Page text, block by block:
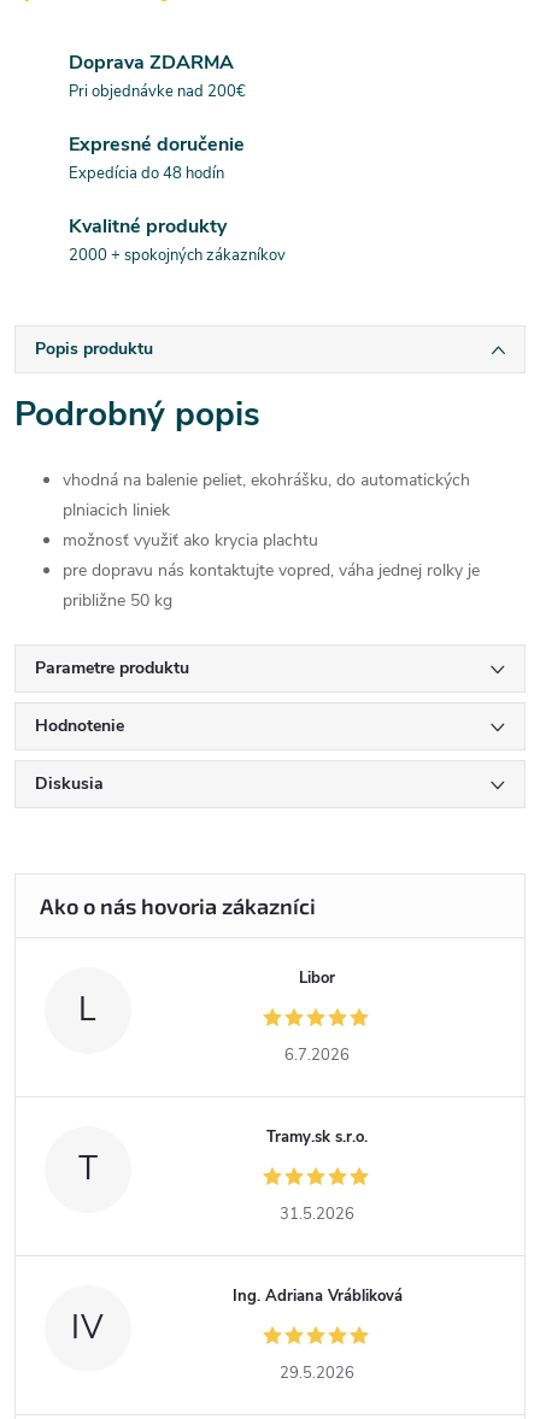
Doprava ZDARMA
Pri objednávke nad 200€
Expresné doručenie
Expedícia do 48 hodín
Kvalitné produkty
2000 + spokojných zákazníkov
Popis produktu
Podrobný popis
vhodná na balenie peliet, ekohrášku, do automatických
plniacich liniek
možnosť využiť ako krycia plachtu
pre dopravu nás kontaktujte vopred, váha jednej rolky je
približne 50 kg
Parametre produktu
Hodnotenie
Diskusia
L
Libor
6.7.2026
T
Tramy.sk s.r.o.
31.5.2026
IV
Ing. Adriana Vrábliková
29.5.2026